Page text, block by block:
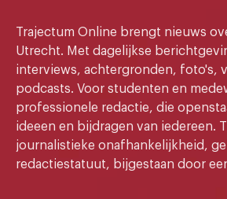
Trajectum Online brengt nieuws
Utrecht. Met dagelijkse
interviews, achtergronden, foto's,
podcasts. Voor studenten en
professionele redactie, die
ideeen en bijdragen van iedereen.
journalistieke onafhankelijkheid,
redactiestatuut, bijgestaan door